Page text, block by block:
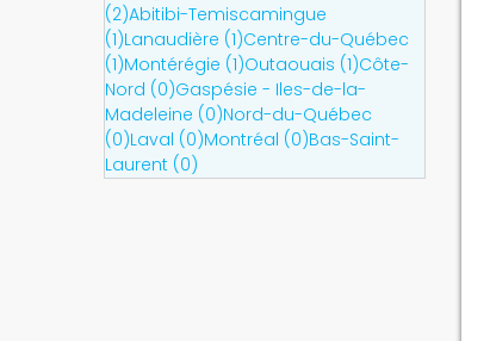
(2)Abitibi-Temiscamingue
(1)Lanaudière (1)Centre-du-Québec
(1)Montérégie (1)Outaouais (1)Côte-
Nord (0)Gaspésie - Iles-de-la-
Madeleine (0)Nord-du-Québec
(0)Laval (0)Montréal (0)Bas-Saint-
Laurent (0)